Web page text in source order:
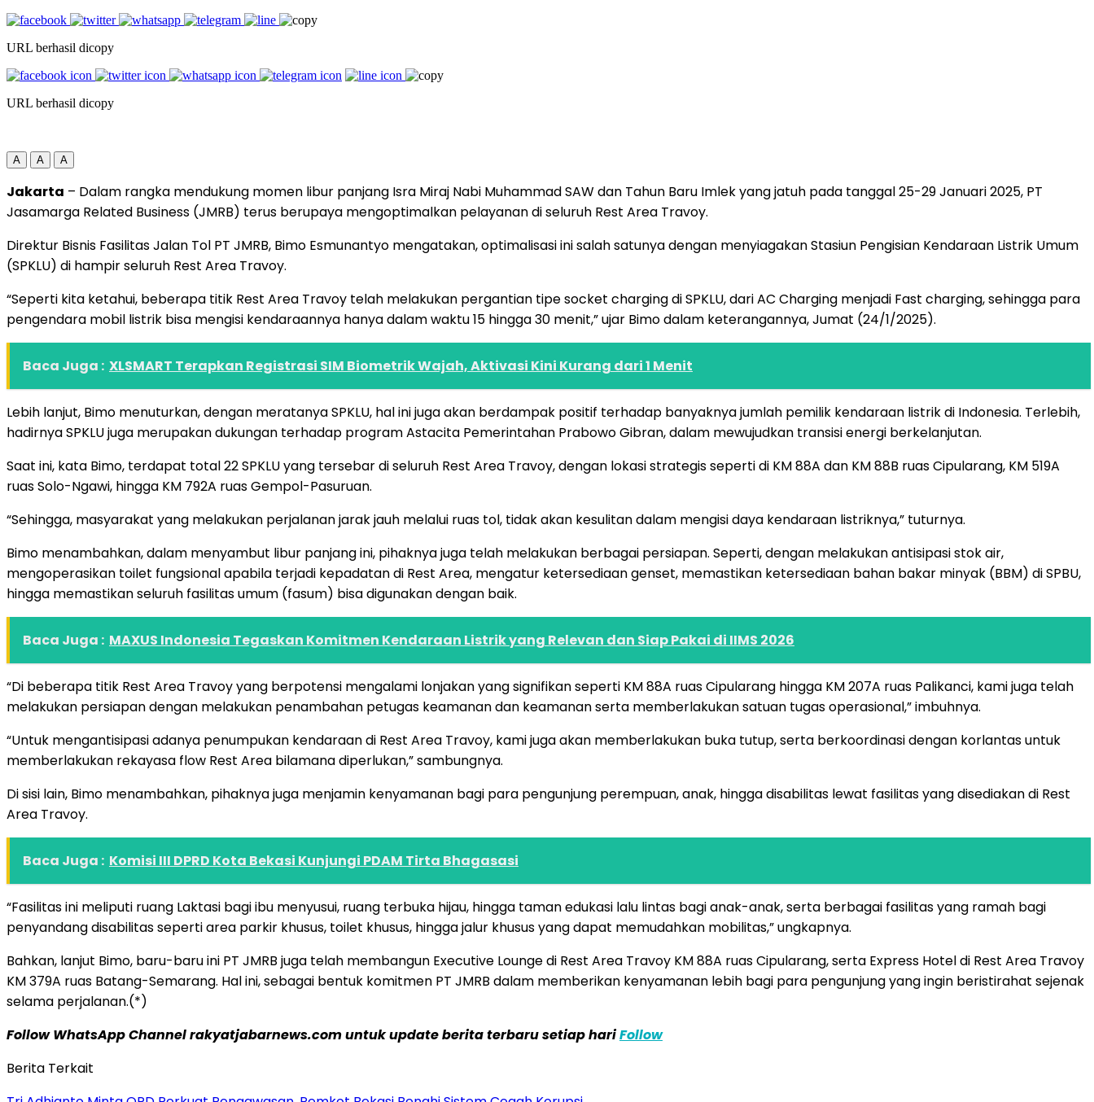
URL berhasil dicopy
URL berhasil dicopy
A A A
Jakarta – Dalam rangka mendukung momen libur panjang Isra Miraj Nabi Muhammad SAW dan Tahun Baru Imlek yang jatuh pada tanggal 25-29 Januari 2025, PT
Jasamarga Related Business (JMRB) terus berupaya mengoptimalkan pelayanan di seluruh Rest Area Travoy.
Direktur Bisnis Fasilitas Jalan Tol PT JMRB, Bimo Esmunantyo mengatakan, optimalisasi ini salah satunya dengan menyiagakan Stasiun Pengisian Kendaraan Listrik Umum
(SPKLU) di hampir seluruh Rest Area Travoy.
“Seperti kita ketahui, beberapa titik Rest Area Travoy telah melakukan pergantian tipe socket charging di SPKLU, dari AC Charging menjadi Fast charging, sehingga para
pengendara mobil listrik bisa mengisi kendaraannya hanya dalam waktu 15 hingga 30 menit,” ujar Bimo dalam keterangannya, Jumat (24/1/2025).
Baca Juga : XLSMART Terapkan Registrasi SIM Biometrik Wajah, Aktivasi Kini Kurang dari 1 Menit
Lebih lanjut, Bimo menuturkan, dengan meratanya SPKLU, hal ini juga akan berdampak positif terhadap banyaknya jumlah pemilik kendaraan listrik di Indonesia. Terlebih,
hadirnya SPKLU juga merupakan dukungan terhadap program Astacita Pemerintahan Prabowo Gibran, dalam mewujudkan transisi energi berkelanjutan.
Saat ini, kata Bimo, terdapat total 22 SPKLU yang tersebar di seluruh Rest Area Travoy, dengan lokasi strategis seperti di KM 88A dan KM 88B ruas Cipularang, KM 519A
ruas Solo-Ngawi, hingga KM 792A ruas Gempol-Pasuruan.
“Sehingga, masyarakat yang melakukan perjalanan jarak jauh melalui ruas tol, tidak akan kesulitan dalam mengisi daya kendaraan listriknya,” tuturnya.
Bimo menambahkan, dalam menyambut libur panjang ini, pihaknya juga telah melakukan berbagai persiapan. Seperti, dengan melakukan antisipasi stok air,
mengoperasikan toilet fungsional apabila terjadi kepadatan di Rest Area, mengatur ketersediaan genset, memastikan ketersediaan bahan bakar minyak (BBM) di SPBU,
hingga memastikan seluruh fasilitas umum (fasum) bisa digunakan dengan baik.
Baca Juga : MAXUS Indonesia Tegaskan Komitmen Kendaraan Listrik yang Relevan dan Siap Pakai di IIMS 2026
“Di beberapa titik Rest Area Travoy yang berpotensi mengalami lonjakan yang signifikan seperti KM 88A ruas Cipularang hingga KM 207A ruas Palikanci, kami juga telah
melakukan persiapan dengan melakukan penambahan petugas keamanan dan keamanan serta memberlakukan satuan tugas operasional,” imbuhnya.
“Untuk mengantisipasi adanya penumpukan kendaraan di Rest Area Travoy, kami juga akan memberlakukan buka tutup, serta berkoordinasi dengan korlantas untuk
memberlakukan rekayasa flow Rest Area bilamana diperlukan,” sambungnya.
Di sisi lain, Bimo menambahkan, pihaknya juga menjamin kenyamanan bagi para pengunjung perempuan, anak, hingga disabilitas lewat fasilitas yang disediakan di Rest
Area Travoy.
Baca Juga : Komisi III DPRD Kota Bekasi Kunjungi PDAM Tirta Bhagasasi
“Fasilitas ini meliputi ruang Laktasi bagi ibu menyusui, ruang terbuka hijau, hingga taman edukasi lalu lintas bagi anak-anak, serta berbagai fasilitas yang ramah bagi
penyandang disabilitas seperti area parkir khusus, toilet khusus, hingga jalur khusus yang dapat memudahkan mobilitas,” ungkapnya.
Bahkan, lanjut Bimo, baru-baru ini PT JMRB juga telah membangun Executive Lounge di Rest Area Travoy KM 88A ruas Cipularang, serta Express Hotel di Rest Area Travoy
KM 379A ruas Batang-Semarang. Hal ini, sebagai bentuk komitmen PT JMRB dalam memberikan kenyamanan lebih bagi para pengunjung yang ingin beristirahat sejenak
selama perjalanan.(*)
Follow WhatsApp Channel rakyatjabarnews.com untuk update berita terbaru setiap hariFollow
Berita Terkait